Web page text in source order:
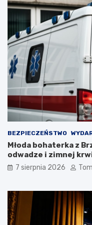
y
l
t
y
c
h
w
O
ś
w
c
i
m
i
a
P
l
a
p
z
d
n
a
m
.
Z
o
c
z
c
o
d
z
i
e
BEZPIECZEŃSTWO
Młoda bohaterka z
odwadze i zimnej
7 sierpnia 2026